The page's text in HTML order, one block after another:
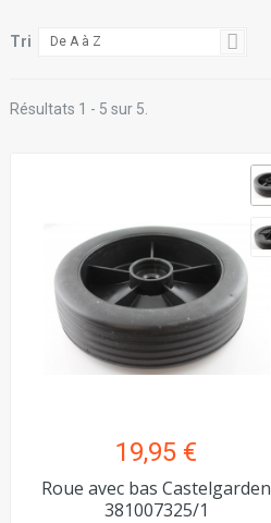
Tri De A à Z
Résultats 1 - 5 sur 5.
19,95 €
Roue avec bas Castelgarden
381007325/1